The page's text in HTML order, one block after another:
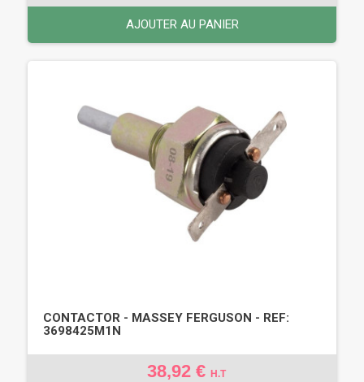
AJOUTER AU PANIER
CONTACTOR - MASSEY FERGUSON - REF:
3698425M1N
38,92 € H.T